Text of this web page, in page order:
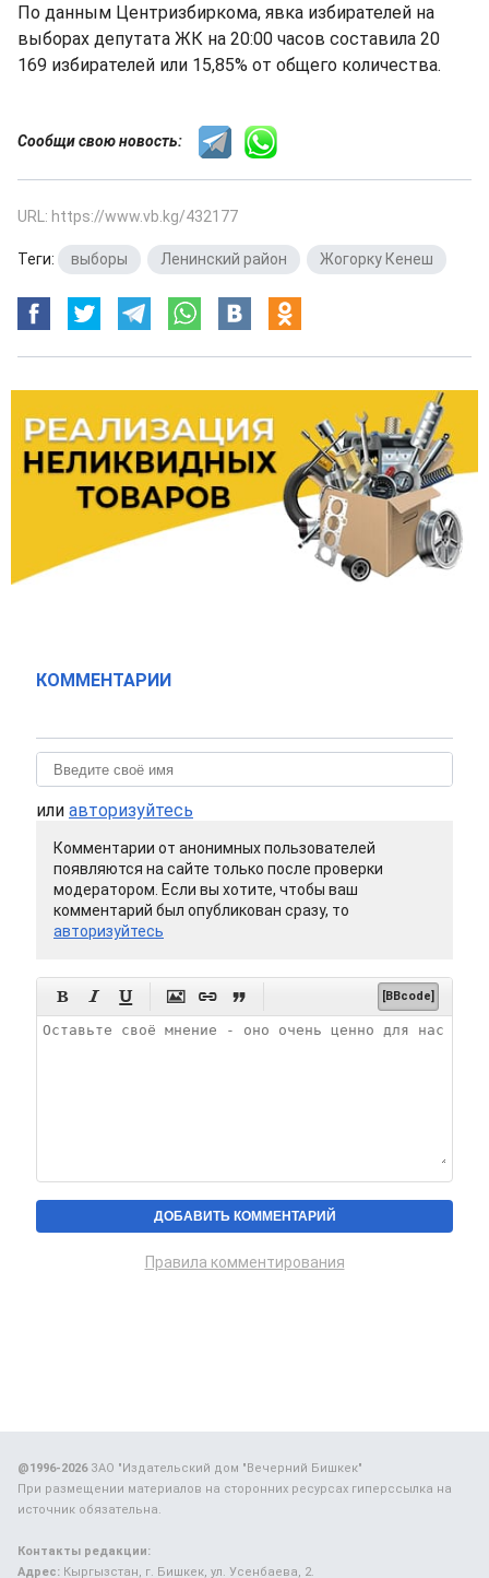
По данным Центризбиркома, явка избирателей на
выборах депутата ЖК на 20:00 часов составила 20
169 избирателей или 15,85% от общего количества.
Сообщи свою новость:
URL: https://www.vb.kg/432177
Теги: выборы Ленинский район Жогорку Кенеш
КОММЕНТАРИИ
или авторизуйтесь
Комментарии от анонимных пользователей
появляются на сайте только после проверки
модератором. Если вы хотите, чтобы ваш
комментарий был опубликован сразу, то
авторизуйтесь
      [BBcode]
Правила комментирования
@1996-2026ЗАО "Издательский дом "Вечерний Бишкек"
При размещении материалов на сторонних ресурсах гиперссылка на
источник обязательна.
Контакты редакции:
Адрес: Кыргызстан, г. Бишкек, ул. Усенбаева, 2.